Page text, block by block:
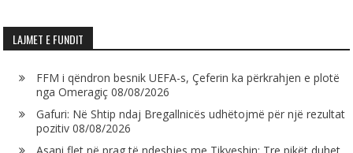
LAJMET E FUNDIT
FFM i qëndron besnik UEFA-s, Çeferin ka përkrahjen e plotë
nga Omeragiç 08/08/2026
Gafuri: Në Shtip ndaj Bregallnicës udhëtojmë për një rezultat
pozitiv 08/08/2026